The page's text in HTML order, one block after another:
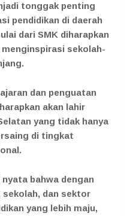
tonggak penting
pendidikan di daerah
dari SMK diharapkan
sekolah-
dan penguatan
akan lahir
yang tidak hanya
di tingkat
bahwa dengan
dan sektor
yang lebih maju,